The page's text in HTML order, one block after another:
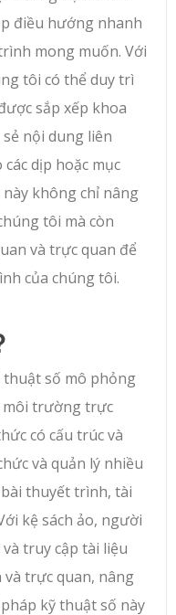
điều hướng nhanh
mong muốn. Với
tôi có thể duy trì
sắp xếp khoa
nội dung liên
dịp hoặc mục
không chỉ nâng
tôi mà còn
và trực quan để
của chúng tôi.
thuật số mô phỏng
môi trường trực
có cấu trúc và
và quản lý nhiều
thuyết trình, tài
kệ sách ảo, người
truy cập tài liệu
trực quan, nâng
kỹ thuật số này